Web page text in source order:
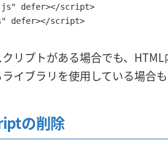
defer></script>
defer></script>
リプトがある場合でも、
イブラリを使用している場合
の削除